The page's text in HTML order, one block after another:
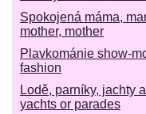
Spokojená máma,
mother, mother
Plavkománie show-
fashion
Lodě, parníky, jachty
yachts or parades